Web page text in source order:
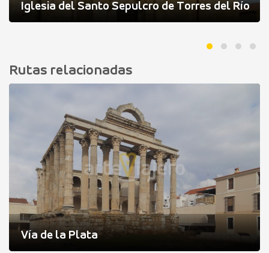
Iglesia del Santo Sepulcro de Torres del Río
Rutas relacionadas
Vía de la Plata